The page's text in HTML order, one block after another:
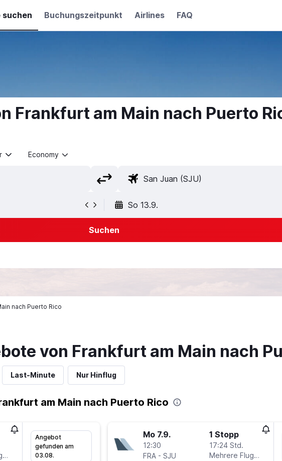
suchen Buchungszeitpunkt Airlines FAQ
Frankfurt am Main nach Puerto
Economy
So 13.9.
Suchen
nach Puerto Rico
von Frankfurt am Main nach
Last-Minute Nur Hinflug
am Main nach Puerto Rico
Angebot
gefunden am
03.08.
Mo 7.9.
12:30
FRA - SJU
1 Stopp
17:24 Std.
Mehrere Fluglinien